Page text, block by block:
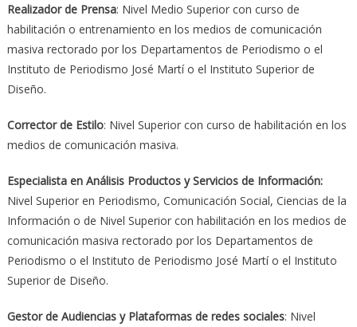
Realizador de Prensa: Nivel Medio Superior con curso de
habilitación o entrenamiento en los medios de comunicación
masiva rectorado por los Departamentos de Periodismo o el
Instituto de Periodismo José Martí o el Instituto Superior de
Diseño.
Corrector de Estilo: Nivel Superior con curso de habilitación en los
medios de comunicación masiva.
Especialista en Análisis Productos y Servicios de Información:
Nivel Superior en Periodismo, Comunicación Social, Ciencias de la
Información o de Nivel Superior con habilitación en los medios de
comunicación masiva rectorado por los Departamentos de
Periodismo o el Instituto de Periodismo José Martí o el Instituto
Superior de Diseño.
Gestor de Audiencias y Plataformas de redes sociales: Nivel